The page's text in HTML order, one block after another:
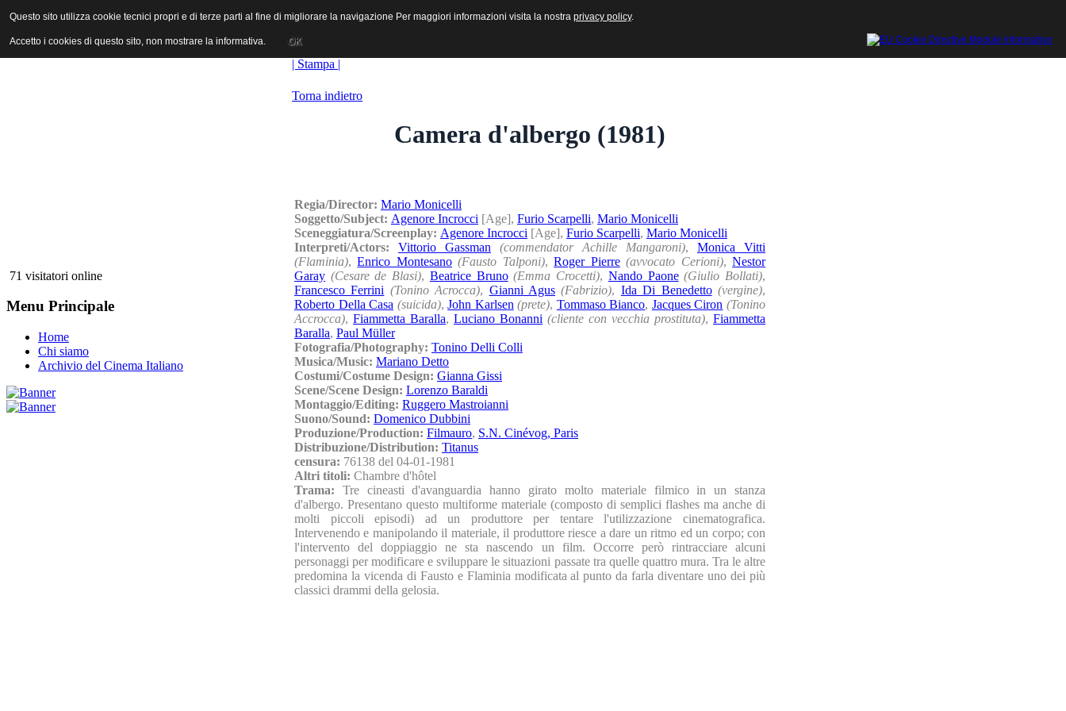
ANICA | Associazione Nazionale Industrie Cinematografiche Audiovisive e Multimediali
71 visitatori online
Menu Principale
Home
Chi siamo
Archivio del Cinema Italiano
| Stampa |
Torna indietro
Camera d'albergo (1981)
Regia/Director: Mario Monicelli
Soggetto/Subject: Agenore Incrocci [Age], Furio Scarpelli, Mario Monicelli
Sceneggiatura/Screenplay: Agenore Incrocci [Age], Furio Scarpelli, Mario Monicelli
Interpreti/Actors: Vittorio Gassman (commendator Achille Mangaroni), Monica Vitti
(Flaminia),Enrico Montesano (Fausto Talponi),Roger Pierre (avvocato Cerioni),Nestor
Garay (Cesare de Blasi), Beatrice Bruno (Emma Crocetti), Nando Paone (Giulio Bollati),
Francesco Ferrini (Tonino Acrocca), Gianni Agus (Fabrizio), Ida Di Benedetto (vergine),
Roberto Della Casa (suicida),John Karlsen (prete), Tommaso Bianco, Jacques Ciron (Tonino
Accrocca), Fiammetta Baralla, Luciano Bonanni (cliente con vecchia prostituta), Fiammetta
Baralla, Paul Müller
Fotografia/Photography: Tonino Delli Colli
Musica/Music: Mariano Detto
Costumi/Costume Design: Gianna Gissi
Scene/Scene Design: Lorenzo Baraldi
Montaggio/Editing: Ruggero Mastroianni
Suono/Sound: Domenico Dubbini
Produzione/Production: Filmauro, S.N. Cinévog, Paris
Distribuzione/Distribution: Titanus
censura: 76138 del 04-01-1981
Altri titoli: Chambre d'hôtel
Trama: Tre cineasti d'avanguardia hanno girato molto materiale filmico in un stanza
d'albergo. Presentano questo multiforme materiale (composto di semplici flashes ma anche di
molti piccoli episodi) ad un produttore per tentare l'utilizzazione cinematografica.
Intervenendo e manipolando il materiale, il produttore riesce a dare un ritmo ed un corpo; con
l'intervento del doppiaggio ne sta nascendo un film. Occorre però rintracciare alcuni
personaggi per modificare e sviluppare le situazioni passate tra quelle quattro mura. Tra le altre
predomina la vicenda di Fausto e Flaminia modificata al punto da farla diventare uno dei più
classici drammi della gelosia.
Questo sito utilizza cookie tecnici propri e di terze parti al fine di migliorare la navigazione Per maggiori informazioni visita la nostra privacy policy.
Accetto i cookies di questo sito, non mostrare la informativa. OK
Questo sito utilizza cookie tecnici propri e di terze parti al fine di migliorare la navigazione Per maggiori informazioni visita la nostra privacy policy.
Accetto i cookies di questo sito, non mostrare la informativa. OK